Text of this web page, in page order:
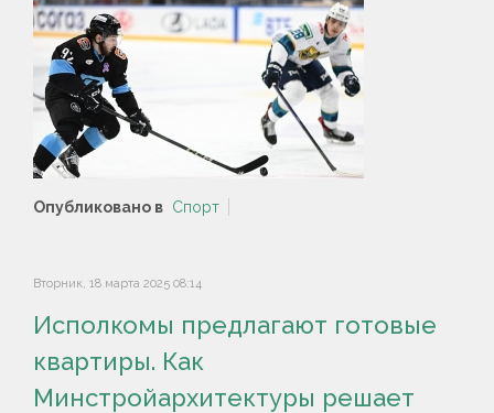
Опубликовано в Спорт
Вторник, 18 марта 2025 08:14
Исполкомы предлагают готовые
квартиры. Как
Минстройархитектуры решает